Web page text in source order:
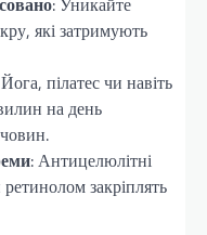
які затримують
пілатес чи навіть
на день
: Антицелюлітні
закріплять